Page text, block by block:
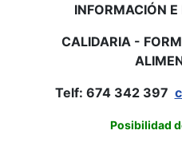
INFORMACIÓN E
CALIDARIA -
Telf: 674 342 397
Posibilidad